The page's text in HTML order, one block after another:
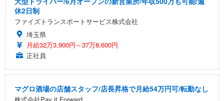
休2日制
ファイズトランスポートサービス株式会社
埼玉県
月給32万3,900円～37万8,600円
正社員
マグロ酒場の店舗スタッフ/店長昇格で月給54万円可/転勤なし